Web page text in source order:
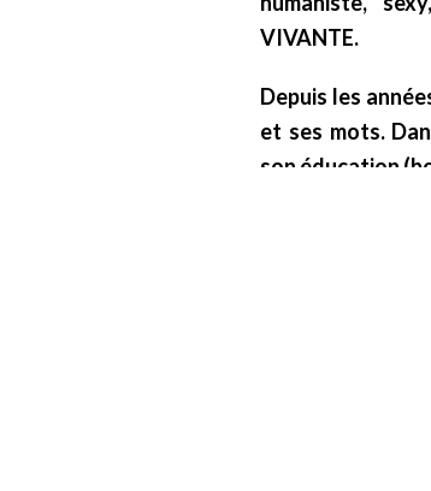
VIVANTE.
Depuis les
et ses mots.
son éducation